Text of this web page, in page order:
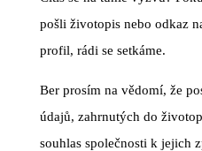
pošli životopis nebo odkaz
profil, rádi se setkáme.
Ber prosím na vědomí, že
údajů, zahrnutých do
souhlas společnosti k jejich